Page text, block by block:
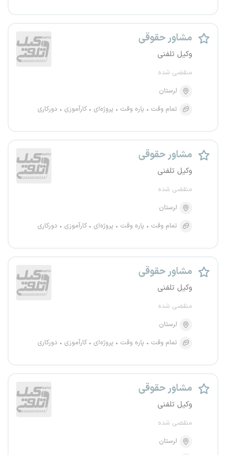
مشاور حقوقی
وکیل تلفنی
منقضی شده
لرستان
تمام وقت
پاره وقت پروژه‌ای کارآموزی دورکاری
مشاور حقوقی
وکیل تلفنی
منقضی شده
لرستان
تمام وقت
پاره وقت پروژه‌ای کارآموزی دورکاری
مشاور حقوقی
وکیل تلفنی
منقضی شده
لرستان
تمام وقت
پاره وقت پروژه‌ای کارآموزی دورکاری
مشاور حقوقی
وکیل تلفنی
منقضی شده
لرستان